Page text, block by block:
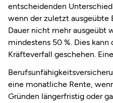
entscheidenden
wenn der zuletzt ausgeübte
Dauer nicht mehr ausgeübt
mindestens 50 %. Dies
Kräfteverfall geschehen. Eine
eine monatliche Rente,
Gründen längerfristig oder